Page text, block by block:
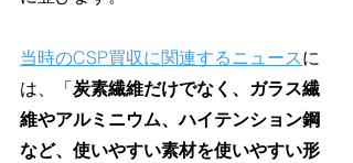
当時のCSP買収に関連するニュースに
は、「炭素繊維だけでなく、ガラス繊
維やアルミニウム、ハイテンション鋼
など、使いやすい素材を使いやすい形